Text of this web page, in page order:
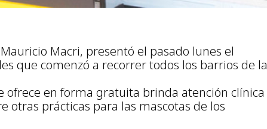
Macri, presentó el pasado lunes el
que comenzó a recorrer todos los barrios de la
ofrece en forma gratuita brinda atención clínica
otras prácticas para las mascotas de los